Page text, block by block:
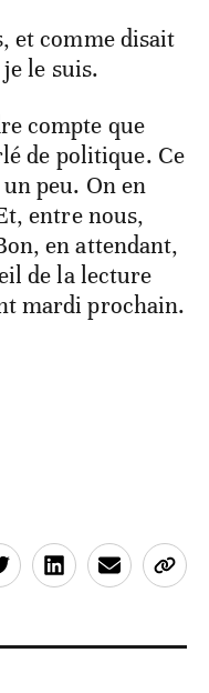
et comme disait
le suis.
compte que
de politique. Ce
un peu. On en
entre nous,
en attendant,
de la lecture
mardi prochain.